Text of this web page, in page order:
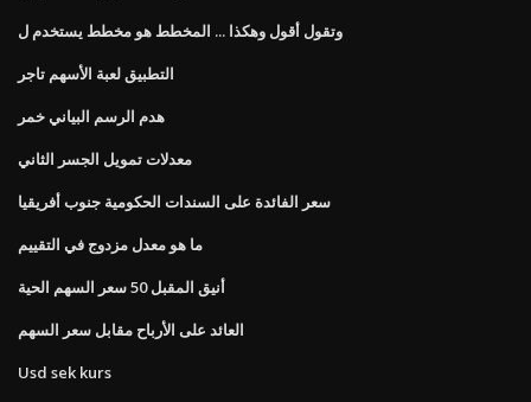
وتقول أقول وهكذا ... المخطط هو مخطط يستخدم ل
التطبيق لعبة الأسهم تاجر
هدم الرسم البياني خمر
معدلات تمويل الجسر الثاني
سعر الفائدة على السندات الحكومية جنوب أفريقيا
ما هو معدل مزدوج في التقييم
أنيق المقبل 50 سعر السهم الحية
العائد على الأرباح مقابل سعر السهم
Usd sek kurs